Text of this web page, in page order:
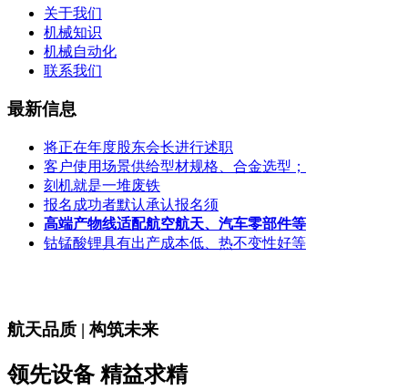
关于我们
机械知识
机械自动化
联系我们
最新信息
将正在年度股东会长进行述职
客户使用场景供给型材规格、合金选型；
刻机就是一堆废铁
报名成功者默认承认报名须
高端产物线适配航空航天、汽车零部件等
钴锰酸锂具有出产成本低、热不变性好等
航天品质 | 构筑未来
领先设备 精益求精